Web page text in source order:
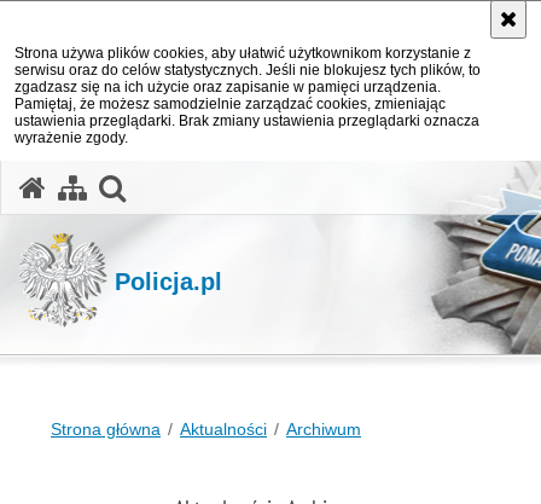
Strona używa plików cookies, aby ułatwić użytkownikom korzystanie z
serwisu oraz do celów statystycznych. Jeśli nie blokujesz tych plików, to
zgadzasz się na ich użycie oraz zapisanie w pamięci urządzenia.
Pamiętaj, że możesz samodzielnie zarządzać cookies, zmieniając
ustawienia przeglądarki. Brak zmiany ustawienia przeglądarki oznacza
wyrażenie zgody.
Policja.pl
Strona główna Aktualności Archiwum